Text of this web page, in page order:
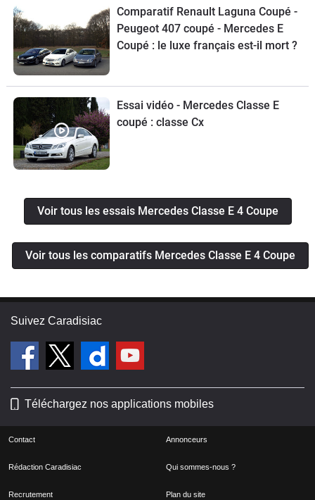
Comparatif Renault Laguna Coupé -
Peugeot 407 coupé - Mercedes E
Coupé : le luxe français est-il mort ?
Essai vidéo - Mercedes Classe E
coupé : classe Cx
Voir tous les essais Mercedes Classe E 4 Coupe
Voir tous les comparatifs Mercedes Classe E 4 Coupe
Suivez Caradisiac
Téléchargez nos applications mobiles
Contact Annonceurs
Rédaction Caradisiac Qui sommes-nous ?
Recrutement Plan du site